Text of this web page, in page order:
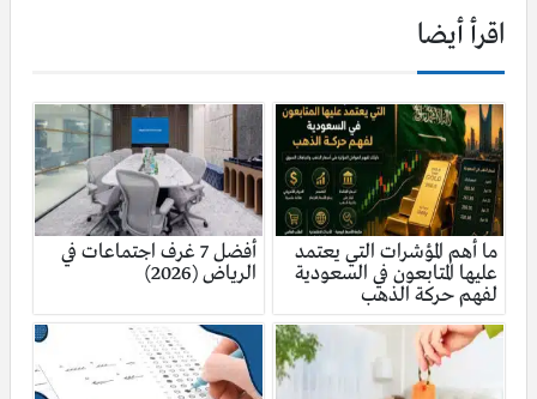
اقرأ أيضا
ما أهم المؤشرات التي يعتمد
عليها المتابعون في السعودية
لفهم حركة الذهب
أفضل 7 غرف اجتماعات في
الرياض (2026)